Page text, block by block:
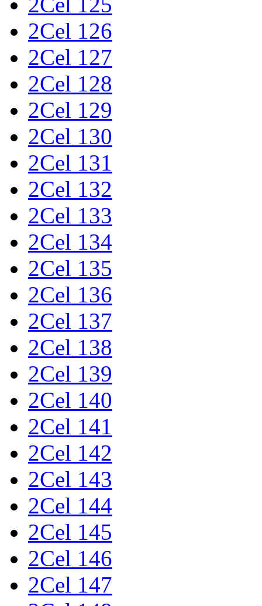
2Cel 126
2Cel 127
2Cel 128
2Cel 129
2Cel 130
2Cel 131
2Cel 132
2Cel 133
2Cel 134
2Cel 135
2Cel 136
2Cel 137
2Cel 138
2Cel 139
2Cel 140
2Cel 141
2Cel 142
2Cel 143
2Cel 144
2Cel 145
2Cel 146
2Cel 147